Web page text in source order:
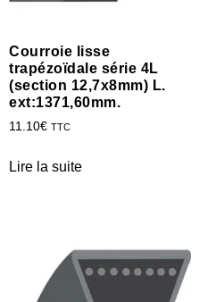
Courroie lisse
trapézoïdale série 4L
(section 12,7x8mm) L.
ext:1371,60mm.
11.10€ TTC
Lire la suite